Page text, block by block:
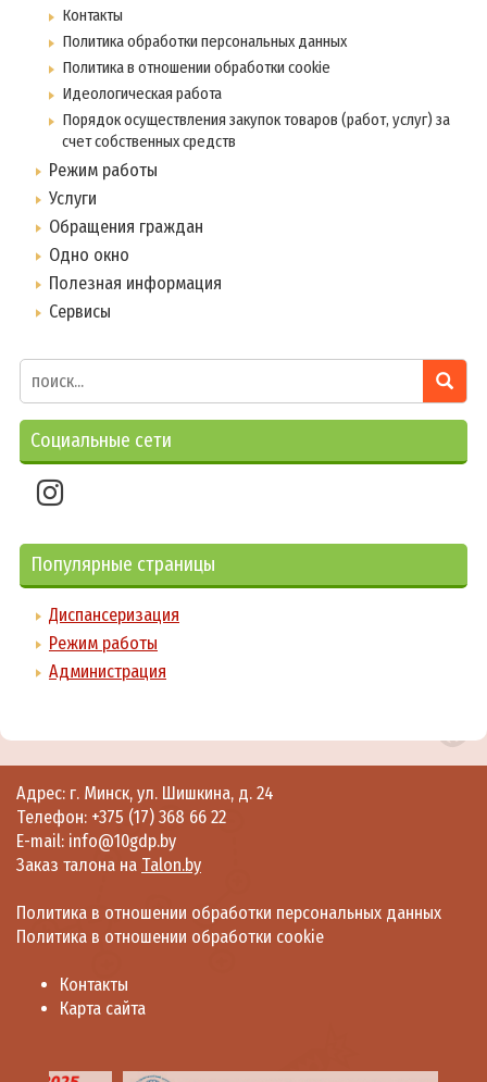
Контакты
Политика обработки персональных данных
Политика в отношении обработки cookie
Идеологическая работа
Порядок осуществления закупок товаров (работ, услуг) за
счет собственных средств
Режим работы
Услуги
Обращения граждан
Одно окно
Полезная информация
Сервисы
Социальные сети
Популярные страницы
Диспансеризация
Режим работы
Администрация
Адрес: г. Минск, ул. Шишкина, д. 24
Телефон: +375 (17) 368 66 22
E-mail: info@10gdp.by
Заказ талона на Talon.by
Политика в отношении обработки персональных данных
Политика в отношении обработки cookie
Контакты
Карта сайта